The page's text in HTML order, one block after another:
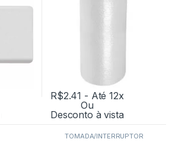
R$2.41 - Até 12x
Ou
Desconto à vista
TOMADA/INTERRUPTOR